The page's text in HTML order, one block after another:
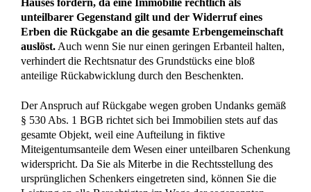
Übertragungsvertrages rechtlich ausgeschlossen ist. In der
anwaltlichen Praxis ist dies bei Wohngebäuden jedoch
äußerst selten, da Grundstücke im Rechtssinne fast immer als
eine einheitliche Leistung behandelt werden.
Benötige ich für die Vormerkung Beweise, dass der
Beschenkte das Haus bereits zum Verkauf anbietet?
NEIN.Für die Eintragung einer Sicherungsvormerkung
im Grundbuch müssen Sie keine konkrete